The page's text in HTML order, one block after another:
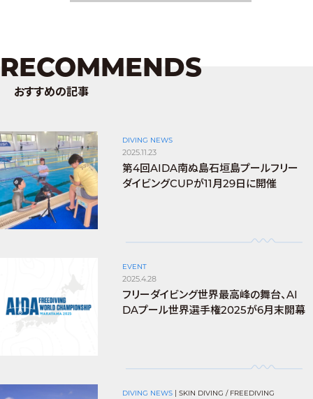
RECOMMENDS
おすすめの記事
DIVING NEWS
2025.11.23
第4回AIDA南ぬ島石垣島プールフリー
ダイビングCUPが11月29日に開催
EVENT
2025.4.28
フリーダイビング世界最高峰の舞台、AI
DAプール世界選手権2025が6月末開幕
DIVING NEWS |SKIN DIVING / FREEDIVING